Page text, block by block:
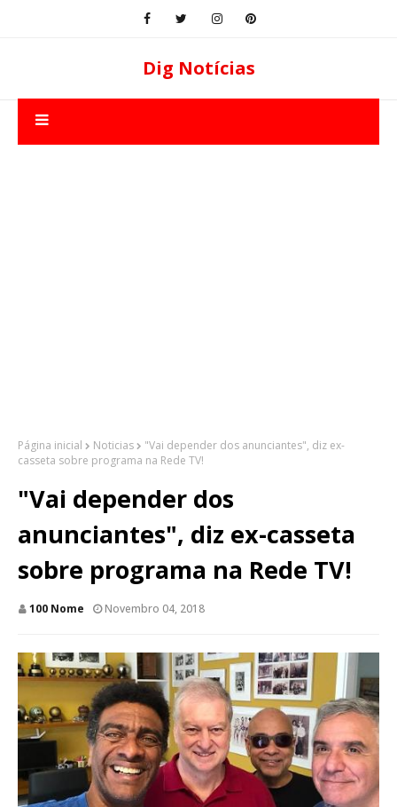
Dig Notícias
Página inicial Noticias
"Vai depender dos anunciantes", diz ex-
casseta sobre programa na Rede TV!
"Vai depender dos
anunciantes", diz ex-casseta
sobre programa na Rede TV!
100 Nome Novembro 04, 2018